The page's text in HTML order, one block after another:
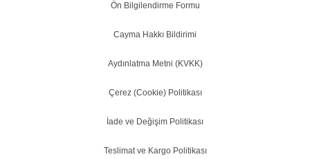
Ön Bilgilendirme Formu
Cayma Hakkı Bildirimi
Aydınlatma Metni (KVKK)
Çerez (Cookie) Politikası
İade ve Değişim Politikası
Teslimat ve Kargo Politikası